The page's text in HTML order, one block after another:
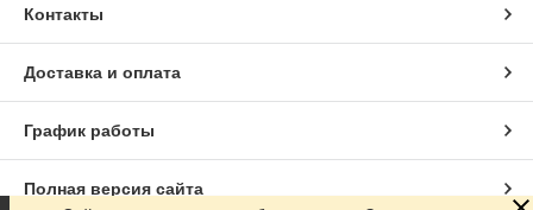
Контакты
Доставка и оплата
График работы
Полная версия сайта